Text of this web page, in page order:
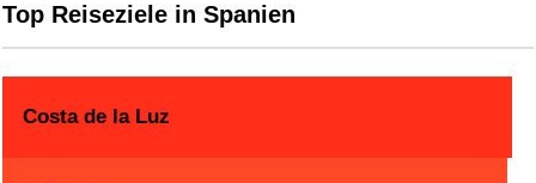
Top Reiseziele in Spanien
Costa de la Luz